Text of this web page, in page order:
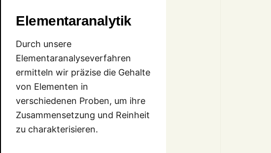
Elementaranalytik
Durch unsere
Elementaranalyseverfahren
ermitteln wir präzise die Gehalte
von Elementen in
verschiedenen Proben, um ihre
Zusammensetzung und Reinheit
zu charakterisieren.